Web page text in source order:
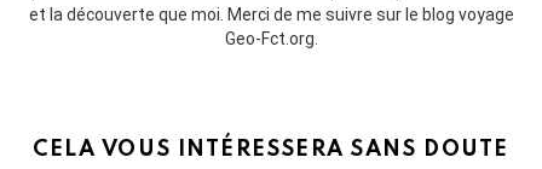
et la découverte que moi. Merci de me suivre sur le blog voyage
Geo-Fct.org.
CELA VOUS INTÉRESSERA SANS DOUTE